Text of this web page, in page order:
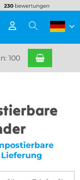
100